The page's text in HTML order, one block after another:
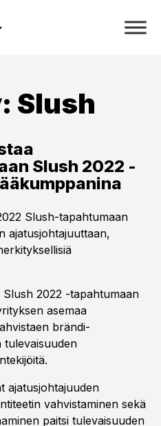
Slush
Slush 2022 -
Slush-tapahtumaan
ajatusjohtajuuttaan,
2022 -tapahtumaan
asemaa
brändi-
tulevaisuuden
ajatusjohtajuuden
vahvistaminen sekä
paitsi tulevaisuuden